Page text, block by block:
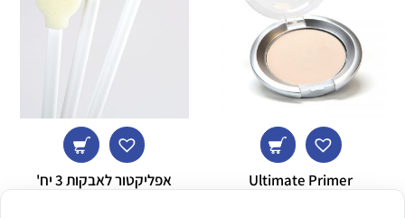
Ultimate Primer
אפליקטור לאבקות 3 יח'